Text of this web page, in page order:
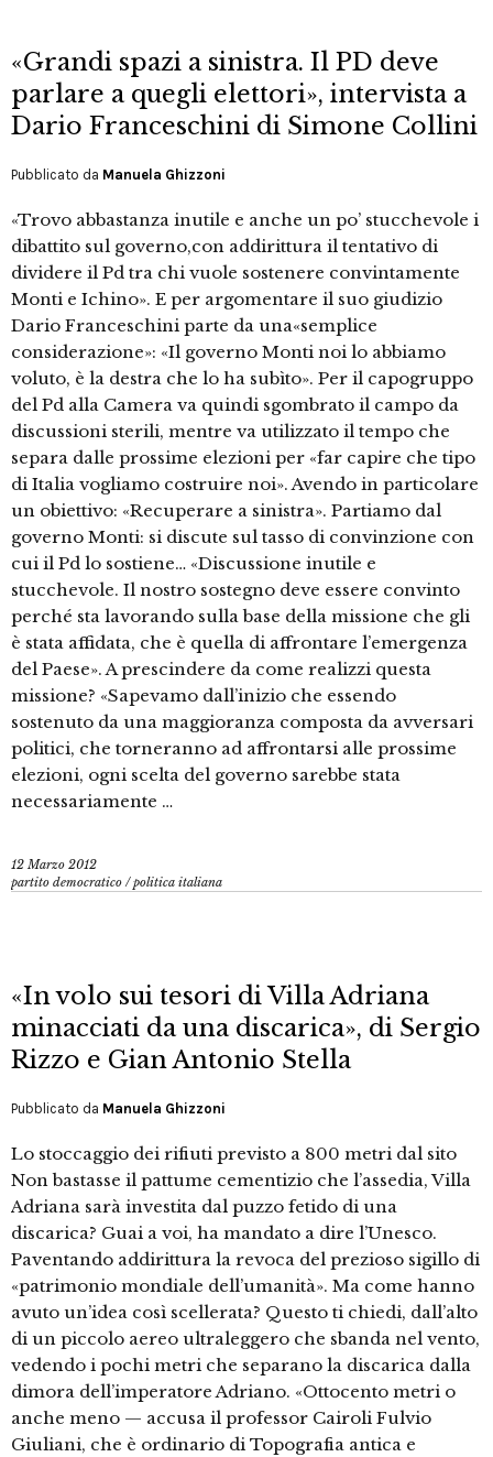
«Grandi spazi a sinistra. Il PD deve
parlare a quegli elettori», intervista a
Dario Franceschini di Simone Collini
Pubblicato da Manuela Ghizzoni
«Trovo abbastanza inutile e anche un po’ stucchevole i
dibattito sul governo,con addirittura il tentativo di
dividere il Pd tra chi vuole sostenere convintamente
Monti e Ichino». E per argomentare il suo giudizio
Dario Franceschini parte da una«semplice
considerazione»: «Il governo Monti noi lo abbiamo
voluto, è la destra che lo ha subìto». Per il capogruppo
del Pd alla Camera va quindi sgombrato il campo da
discussioni sterili, mentre va utilizzato il tempo che
separa dalle prossime elezioni per «far capire che tipo
di Italia vogliamo costruire noi». Avendo in particolare
un obiettivo: «Recuperare a sinistra». Partiamo dal
governo Monti: si discute sul tasso di convinzione con
cui il Pd lo sostiene… «Discussione inutile e
stucchevole. Il nostro sostegno deve essere convinto
perché sta lavorando sulla base della missione che gli
è stata affidata, che è quella di affrontare l’emergenza
del Paese». A prescindere da come realizzi questa
missione? «Sapevamo dall’inizio che essendo
sostenuto da una maggioranza composta da avversari
politici, che torneranno ad affrontarsi alle prossime
elezioni, ogni scelta del governo sarebbe stata
necessariamente …
12 Marzo 2012
partito democratico /politica italiana
«In volo sui tesori di Villa Adriana
minacciati da una discarica», di Sergio
Rizzo e Gian Antonio Stella
Pubblicato da Manuela Ghizzoni
Lo stoccaggio dei rifiuti previsto a 800 metri dal sito
Non bastasse il pattume cementizio che l’assedia, Villa
Adriana sarà investita dal puzzo fetido di una
discarica? Guai a voi, ha mandato a dire l’Unesco.
Paventando addirittura la revoca del prezioso sigillo di
«patrimonio mondiale dell’umanità». Ma come hanno
avuto un’idea così scellerata? Questo ti chiedi, dall’alto
di un piccolo aereo ultraleggero che sbanda nel vento,
vedendo i pochi metri che separano la discarica dalla
dimora dell’imperatore Adriano. «Ottocento metri o
anche meno — accusa il professor Cairoli Fulvio
Giuliani, che è ordinario di Topografia antica e